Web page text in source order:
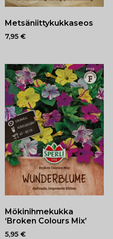
Metsäniittykukkaseos
7,95 €
Mökinihmekukka
‘Broken Colours Mix’
5,95 €